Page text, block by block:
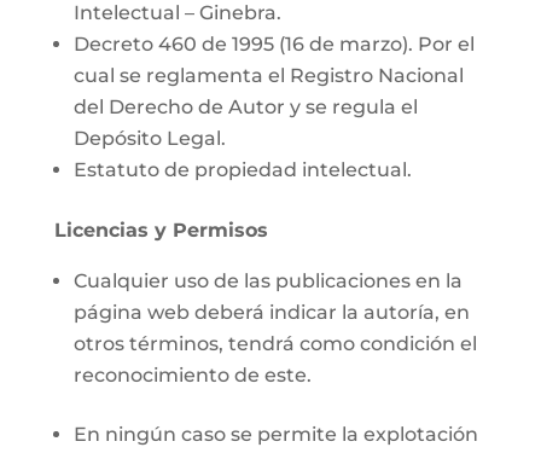
Intelectual – Ginebra.
Decreto 460 de 1995 (16 de marzo). Por el
cual se reglamenta el Registro Nacional
del Derecho de Autor y se regula el
Depósito Legal.
Estatuto de propiedad intelectual.
Licencias y Permisos
Cualquier uso de las publicaciones en la
página web deberá indicar la autoría, en
otros términos, tendrá como condición el
reconocimiento de este.
En ningún caso se permite la explotación